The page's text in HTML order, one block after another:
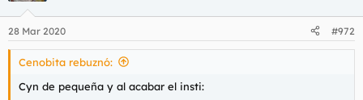
28 Mar 2020 #972
Cenobita rebuznó:
Cyn de pequeña y al acabar el insti: